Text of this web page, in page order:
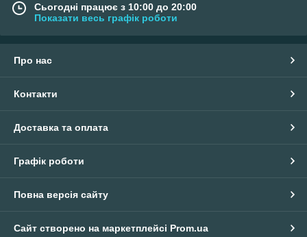
Сьогодні працює з 10:00 до 20:00
Показати весь графік роботи
Про нас
Контакти
Доставка та оплата
Графік роботи
Повна версія сайту
Сайт створено на маркетплейсі Prom.ua